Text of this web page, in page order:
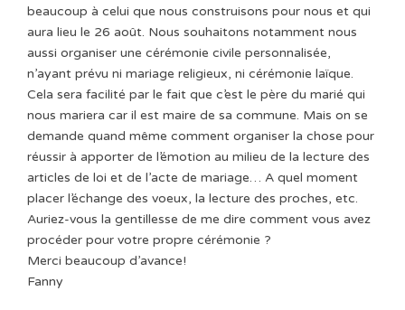
beaucoup à celui que nous construisons pour nous et qui
aura lieu le 26 août. Nous souhaitons notamment nous
aussi organiser une cérémonie civile personnalisée,
n’ayant prévu ni mariage religieux, ni cérémonie laïque.
Cela sera facilité par le fait que c’est le père du marié qui
nous mariera car il est maire de sa commune. Mais on se
demande quand même comment organiser la chose pour
réussir à apporter de l’émotion au milieu de la lecture des
articles de loi et de l’acte de mariage… A quel moment
placer l’échange des voeux, la lecture des proches, etc.
Auriez-vous la gentillesse de me dire comment vous avez
procéder pour votre propre cérémonie ?
Merci beaucoup d’avance!
Fanny